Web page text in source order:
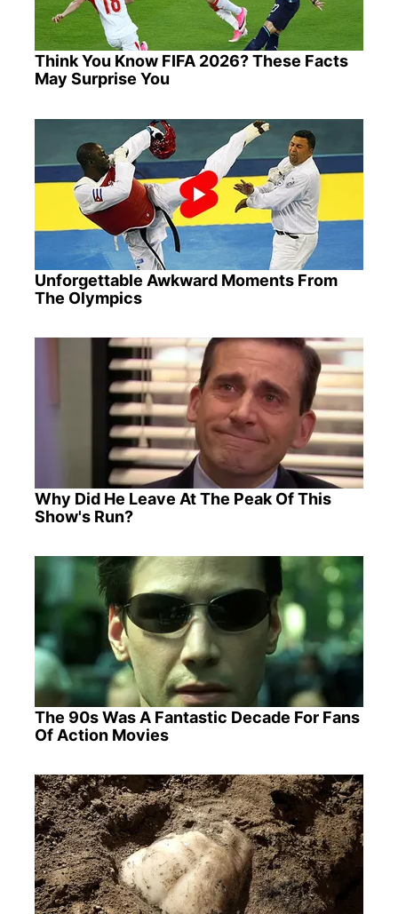
Think You Know FIFA 2026? These Facts
May Surprise You
Unforgettable Awkward Moments From
The Olympics
Why Did He Leave At The Peak Of This
Show's Run?
The 90s Was A Fantastic Decade For Fans
Of Action Movies